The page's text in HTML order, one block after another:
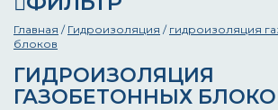
Главная / Гидроизоляция / гидроизоляция
блоков
ГИДРОИЗОЛЯЦИЯ
ГАЗОБЕТОННЫХ